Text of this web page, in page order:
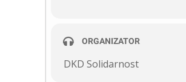
ORGANIZATOR
DKD Solidarnost